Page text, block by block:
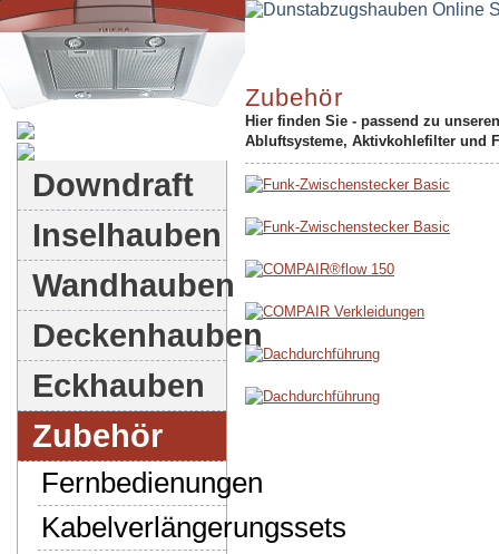
Downdraft
Inselhauben
Wandhauben
Deckenhauben
Eckhauben
Zubehör
Fernbedienungen
Kabelverlängerungssets
Zubehör
Hier finden Sie - passend zu
Abluftsysteme, Aktivkohlefilter und